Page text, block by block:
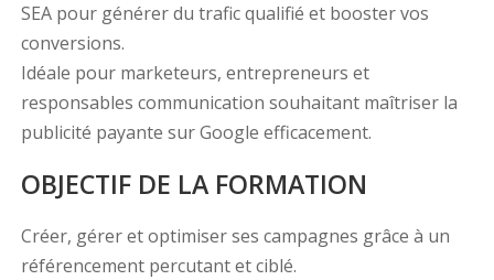
SEA pour générer du trafic qualifié et booster vos
conversions.
Idéale pour marketeurs, entrepreneurs et
responsables communication souhaitant maîtriser la
publicité payante sur Google efficacement.
OBJECTIF DE LA FORMATION
Créer, gérer et optimiser ses campagnes grâce à un
référencement percutant et ciblé.